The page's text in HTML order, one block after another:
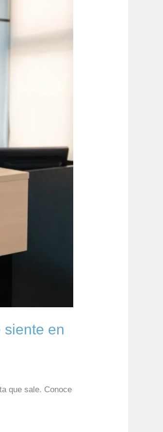
en
que sale. Conoce